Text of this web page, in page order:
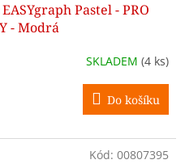
Pastel - PRO
- Modrá
SKLADEM (4 ks)
Do košíku
Kód: 00807395